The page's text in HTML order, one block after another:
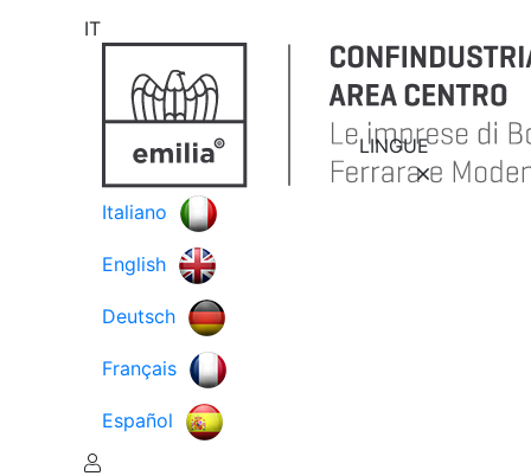
IT
LINGUE
Italiano
English
Deutsch
Français
Español